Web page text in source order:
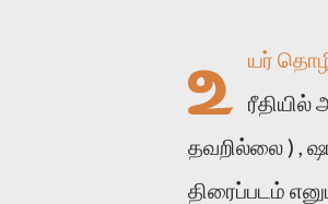
உ
யர்
தவறில்லை ) ,
திரைப்படம்